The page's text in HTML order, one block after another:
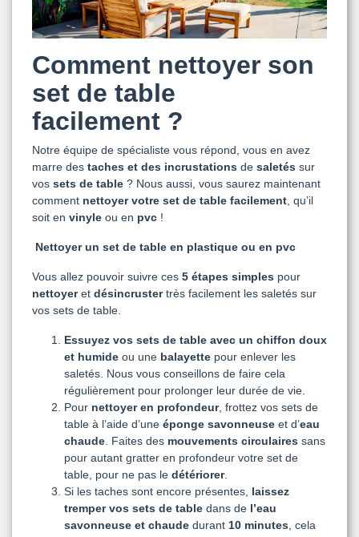
Comment nettoyer son
set de table
facilement ?
Notre équipe de spécialiste vous répond, vous en avez
marre des taches et des incrustations de saletés sur
vos sets de table ? Nous aussi, vous saurez maintenant
comment nettoyer votre set de table facilement , qu’il
soit en vinyle ou en pvc !
Nettoyer un set de table en plastique ou en pvc
Vous allez pouvoir suivre ces 5 étapes simples pour
nettoyeret désincrustertrès facilement les saletés sur
vos sets de table.
Essuyez vos sets de table avec un chiffon doux
et humide ou une balayette pour enlever les
saletés. Nous vous conseillons de faire cela
régulièrement pour prolonger leur durée de vie.
Pour nettoyer en profondeur, frottez vos sets de
table à l’aide d’une éponge savonneuse et d’eau
chaude . Faites des mouvements circulaires sans
pour autant gratter en profondeur votre set de
table, pour ne pas le détériorer.
Si les taches sont encore présentes, laissez
tremper vos sets de table dans de l’eau
savonneuse et chaude durant 10 minutes , cela